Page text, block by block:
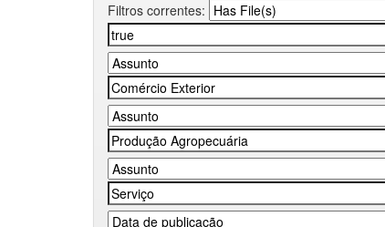
Filtros correntes: